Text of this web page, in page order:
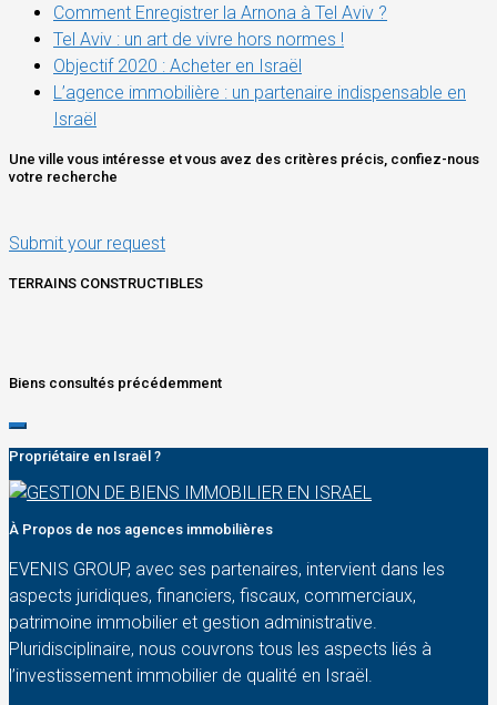
Comment Enregistrer la Arnona à Tel Aviv ?
Tel Aviv : un art de vivre hors normes !
Objectif 2020 : Acheter en Israël
L’agence immobilière : un partenaire indispensable en
Israël
Une ville vous intéresse et vous avez des critères précis, confiez-nous
votre recherche
Submit your request
TERRAINS CONSTRUCTIBLES
Biens consultés précédemment
Propriétaire en Israël ?
À Propos de nos agences immobilières
EVENIS GROUP, avec ses partenaires, intervient dans les
aspects juridiques, financiers, fiscaux, commerciaux,
patrimoine immobilier et gestion administrative.
Pluridisciplinaire, nous couvrons tous les aspects liés à
l’investissement immobilier de qualité en Israël.